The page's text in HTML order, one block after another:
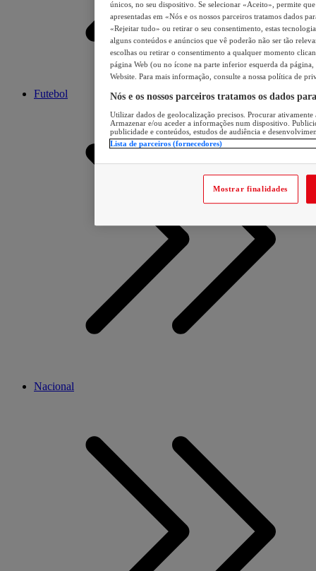
Futebol
Nacional
únicos, no seu dispositivo. Se selecionar «Aceito», permite
apresentadas em «Nós e os nossos parceiros tratamos dados
«Rejeitar tudo» ou retirar o seu consentimento, estas
alguns conteúdos e anúncios que vê poderão não ser tão
escolhas ou retirar o consentimento a qualquer momento
página Web (ou no ícone na parte inferior esquerda da página,
Website. Para mais informação, consulte a nossa política de
Nós e os nossos parceiros tratamos os dados
Utilizar dados de geolocalização precisos. Procurar
Armazenar e/ou aceder a informações num dispositivo.
publicidade e conteúdos, estudos de audiência e
Lista de parceiros (fornecedores)
Mostrar finalidades